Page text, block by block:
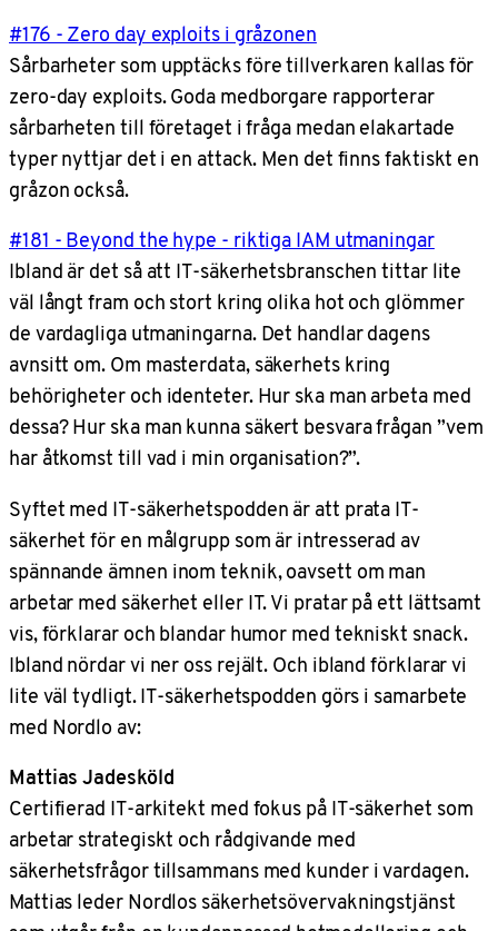
#176 - Zero day exploits i gråzonen
Sårbarheter som upptäcks före tillverkaren kallas för
zero-day exploits. Goda medborgare rapporterar
sårbarheten till företaget i fråga medan elakartade
typer nyttjar det i en attack. Men det finns faktiskt en
gråzon också.
#181 - Beyond the hype - riktiga IAM utmaningar
Ibland är det så att IT-säkerhetsbranschen tittar lite
väl långt fram och stort kring olika hot och glömmer
de vardagliga utmaningarna. Det handlar dagens
avnsitt om. Om masterdata, säkerhets kring
behörigheter och identeter. Hur ska man arbeta med
dessa? Hur ska man kunna säkert besvara frågan ”vem
har åtkomst till vad i min organisation?”.
Syftet med IT-säkerhetspodden är att prata IT-
säkerhet för en målgrupp som är intresserad av
spännande ämnen inom teknik, oavsett om man
arbetar med säkerhet eller IT. Vi pratar på ett lättsamt
vis, förklarar och blandar humor med tekniskt snack.
Ibland nördar vi ner oss rejält. Och ibland förklarar vi
lite väl tydligt. IT-säkerhetspodden görs i samarbete
med Nordlo av:
Mattias Jadesköld
Certifierad IT-arkitekt med fokus på IT-säkerhet som
arbetar strategiskt och rådgivande med
säkerhetsfrågor tillsammans med kunder i vardagen.
Mattias leder Nordlos säkerhetsövervakningstjänst